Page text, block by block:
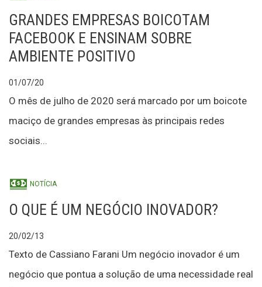
GRANDES EMPRESAS BOICOTAM
FACEBOOK E ENSINAM SOBRE
AMBIENTE POSITIVO
01/07/20
O mês de julho de 2020 será marcado por um boicote
maciço de grandes empresas às principais redes
sociais...
NOTÍCIA
O QUE É UM NEGÓCIO INOVADOR?
20/02/13
Texto de Cassiano Farani Um negócio inovador é um
negócio que pontua a solução de uma necessidade real